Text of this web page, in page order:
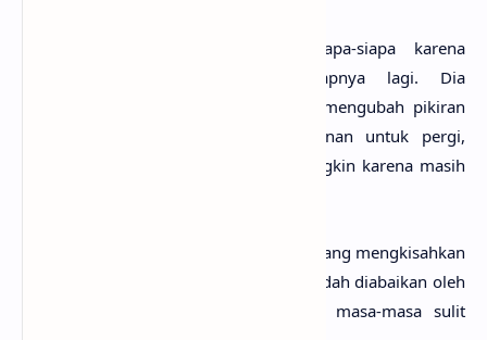
Kenyataannya, dia bukan milik siapa-siapa karena
kekasihnya sudah tak menganggapnya lagi. Dia
menginginkan lebih, namun tak bisa mengubah pikiran
sang kekasih. Meski memiliki keinginan untuk pergi,
namun ia tak bisa melakukannya. Mungkin karena masih
Secara keseluruhan, Yours adalah lagu yang mengkisahkan
tentang penderitaan seseorang yang sudah diabaikan oleh
kekasihnya, yang sedang mengalami masa-masa sulit